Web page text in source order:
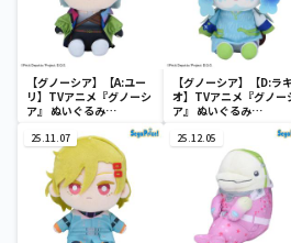
【グノーシア】【A:ユー
リ】TVアニメ『グノーシ
ア』 ぬいぐるみ
【グノーシア】【D:ラキ
オ】TVアニメ『グノー
ア』 ぬいぐるみ
25.11.07 25.12.05